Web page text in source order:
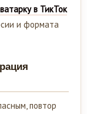
в ТикТок
и формата
повтор